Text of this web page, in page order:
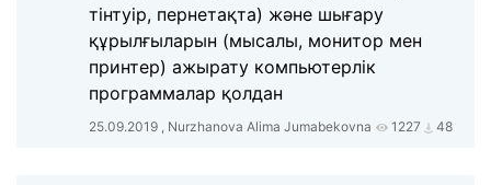
тінтуір, пернетақта) және шығару
құрылғыларын (мысалы, монитор мен
принтер) ажырату компьютерлік
программалар қолдан
25.09.2019 , Nurzhanova Alima Jumabekovna 1227 48